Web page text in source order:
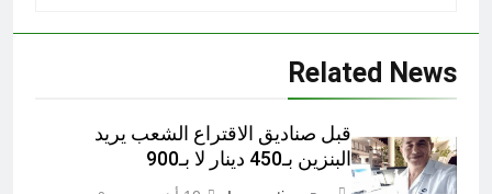
Related News
قبل صناديق الاقتراع الشعب يريد
البنزين بـ450 دينار لا بـ900